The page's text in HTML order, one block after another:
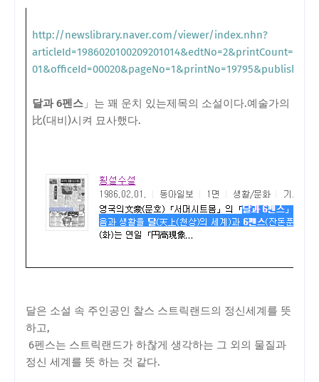
http://newslibrary.naver.com/viewer/index.nhn?
달과 6펜스 」는 꽤 운치 있는제목의 소설이다.예술가의 마
比(대비)시켜 묘사했다.
달은 소설 속 주인공인 찰스 스트릭랜드의 정신세계를 뜻
하고,
6펜스는 스트릭랜드가 하찮게 생각하는 그 외의 물질과
정신 세계를 뜻 하는 것 같다.